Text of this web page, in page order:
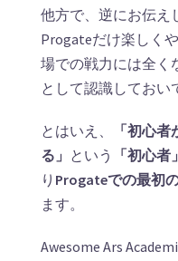
他方で、逆にお伝え
Progateだけ楽しく
場での戦力には全く
として認識しておい
とはいえ、
「初心
る」 という 「初心者」
り Progateでの最初
ます。
Awesome Ars